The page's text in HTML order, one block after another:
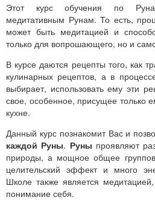
Этот курс обучения по
медитативным Рунам. То есть,
может быть медитацией и
только для вопрошающего, но и
В курсе даются рецепты того, как
кулинарных рецептов, а в
выбирает, использовать ему эти
свое, особенное, присущее только
кухне.
Данный курс познакомит Вас и
каждой Руны. Руны проявляют
природы, а мощное общее
целительский эффект и много
Школе также является
понимание себя.